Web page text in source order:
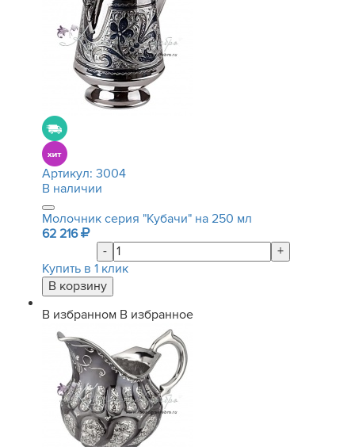
Артикул: 3004
В наличии
Молочник серия "Кубачи" на 250 мл
62 216
-
+
Купить в 1 клик
В избранном В избранное